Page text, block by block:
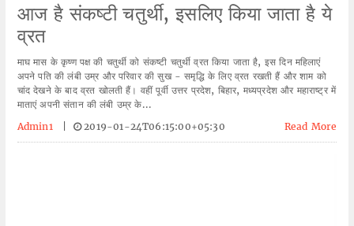
आज है संकष्टी चतुर्थी, इसलिए किया जाता है ये
व्रत
माघ मास के कृष्ण पक्ष की चतुर्थी को संकष्टी चतु​र्थी व्रत किया जाता है, इस दिन महिलाएं
अपने पति की लंबी उम्र और परिवार की सुख - समृद्धि के लिए व्रत रखती हैं और शाम को
चांद देखने के बाद व्रत खोलती हैं। वहीं पूर्वी उत्तर प्रदेश, बिहार, मध्यप्रदेश और महाराष्ट्र में
माताएं अपनी संतान की लंबी उम्र के...
Admin1
2019-01-24T06:15:00+05:30 Read More